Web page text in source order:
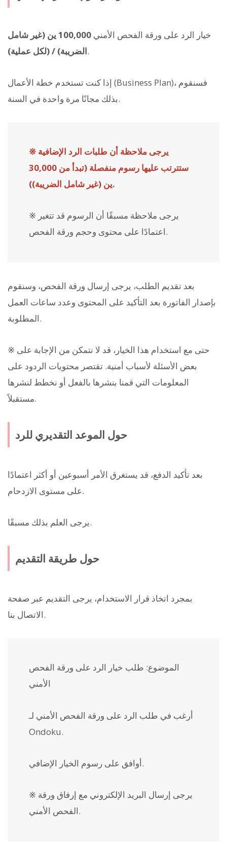
خيار الرد على ورقة الفحص الأمني
100,000 ين (غير شامل
الضريبة) / (لكل عملية).
إذا كنت تستخدم خطة الأعمال (Business Plan)، فسنقوم
بذلك مجانًا مرة واحدة في السنة.
※ يرجى ملاحظة أن طلبات الرد الإضافية
ستترتب عليها رسوم منفصلة (تبدأ من 30,000
ين (غير شامل الضريبة)).
※ يرجى ملاحظة مسبقًا أن الرسوم قد تتغير
اعتمادًا على محتوى وحجم ورقة الفحص.
بعد تقديم الطلب، يرجى إرسال ورقة الفحص، وسنقوم
بإصدار الفاتورة بعد التأكيد على المحتوى وعدد ساعات العمل
المطلوبة.
※ حتى مع استخدام هذا الخيار، قد لا نتمكن من الإجابة على
بعض الأسئلة لأسباب أمنية. تقتصر محتويات الردود على
المعلومات التي قمنا بنشرها بالفعل أو نخطط لنشرها
مستقبلاً.
حول الموعد التقديري للرد
بعد تأكيد الدفع، قد يستغرق الأمر أسبوعين أو أكثر اعتمادًا
على مستوى الازدحام.
يرجى العلم بذلك مسبقًا.
حول طريقة التقديم
بمجرد اتخاذ قرار الاستخدام، يرجى التقديم عبر صفحة
الاتصال بنا.
الموضوع: طلب خيار الرد على ورقة الفحص
الأمني
أرغب في طلب الرد على ورقة الفحص الأمني لـ
Ondoku.
أوافق على رسوم الخيار الإضافي.
※ يرجى إرسال البريد الإلكتروني مع إرفاق ورقة
الفحص الأمني.